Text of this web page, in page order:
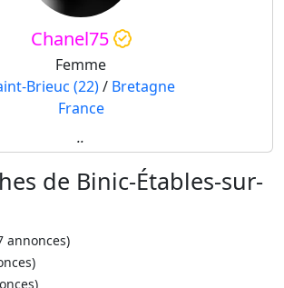
Chanel75
Femme
Brieuc (22)/ Bretagne
France
..
de Binic-Étables-sur-
annonces)